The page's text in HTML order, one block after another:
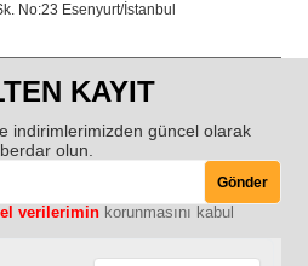
No:23 Esenyurt/İstanbul
KAYIT
indirimlerimizden güncel olarak
olun.
Gönder
verileriminkorunmasını kabul